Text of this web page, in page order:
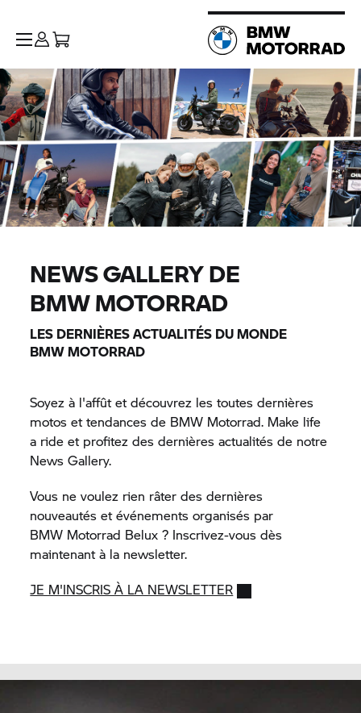
NEWS GALLERY DE
BMW MOTORRAD
LES DERNIÈRES ACTUALITÉS DU MONDE
BMW MOTORRAD
Soyez à l'affût et découvrez les toutes dernières
motos et tendances de BMW Motorrad. Make life
a ride et profitez des dernières actualités de notre
News Gallery.
Vous ne voulez rien râter des dernières
nouveautés et événements organisés par
BMW Motorrad Belux ? Inscrivez-vous dès
maintenant à la newsletter.
JE M'INSCRIS À LA NEWSLETTER